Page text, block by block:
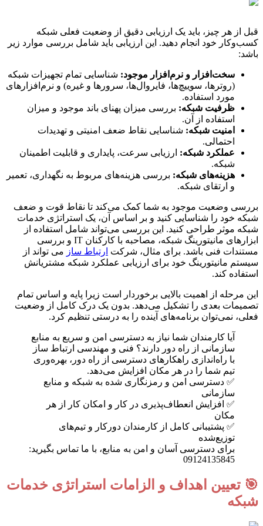
قبل از هر چیز، باید یک ارزیابی دقیق از وضعیت فعلی شبکه
کسب‌وکار خود انجام دهید. این ارزیابی باید شامل بررسی موارد زیر
باشد:
سخت‌افزار و نرم‌افزار موجود: شناسایی تمام تجهیزات شبکه
(روترها، سوییچ‌ها، فایروال‌ها، سرورها و غیره) و نرم‌افزارهای
مورد استفاده.
ظرفیت شبکه: بررسی میزان پهنای باند موجود و میزان
استفاده از آن.
امنیت شبکه: شناسایی نقاط ضعف امنیتی و تهدیدات
احتمالی.
عملکرد شبکه: ارزیابی سرعت، پایداری و قابلیت اطمینان
شبکه.
هزینه‌های شبکه: بررسی هزینه‌های مربوط به نگهداری، تعمیر
و ارتقای شبکه.
بررسی وضعیت موجود به شما کمک می‌کند تا نقاط قوت و ضعف
شبکه خود را شناسایی کنید و بر اساس آن، یک استراتژی خدمات
شبکه موثر طراحی کنید. این بررسی می‌تواند شامل استفاده از
ابزارهای مانیتورینگ شبکه، مصاحبه با کارکنان IT و بررسی
مستندات فنی باشد. برای مثال، شرکت ارتباط ساز می تواند از
سیستم مانیتورینگ خود برای ارزیابی عملکرد شبکه مشتریانش
استفاده کند.
این مرحله از اهمیت بالایی برخوردار است زیرا پایه و اساس تمام
تصمیمات بعدی را تشکیل می‌دهد. بدون یک درک کامل از وضعیت
فعلی، نمی‌توان برنامه‌های آینده را به درستی تنظیم کرد.
آیا کارمندان شما نیاز به دسترسی امن و سریع به منابع
سازمانی از راه دور دارند؟ فنی و مهندسی ارتباط ساز
با راه‌اندازی راهکارهای دسترسی از راه دور، بهره‌وری
تیم شما را در هر مکان افزایش می‌دهد.
✅ دسترسی امن و رمزنگاری شده به شبکه و منابع
سازمانی
✅ افزایش انعطاف‌پذیری در کار و امکان کار از هر
مکان
✅ پشتیبانی کامل از کارمندان دورکار و تیم‌های
توزیع‌شده
برای دسترسی آسان و امن به منابع، با ما تماس بگیرید:
09124135845
🎯 تعیین اهداف و الزامات استراتژی خدمات
شبکه